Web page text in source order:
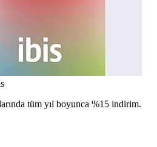
tüm yıl boyunca %15 indirim.